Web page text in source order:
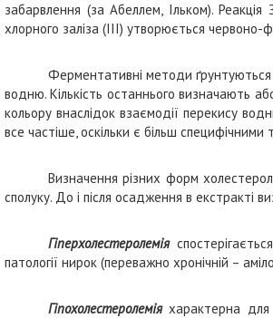
забарвлення (за Абеллем, Ільком).
хлорного заліза (ІІІ) утворюється червоно-
Ферментативні методи ґрунтуються
водню. Кількість останнього визначають
кольору внаслідок взаємодії перекису
все частіше, оскільки є більш
Визначення різних форм
сполуку. До і після осадження в екстракті
Гіперхолестеролемія
патології нирок (переважно хронічній –
Гіпохолестеролеміяхарактерна для